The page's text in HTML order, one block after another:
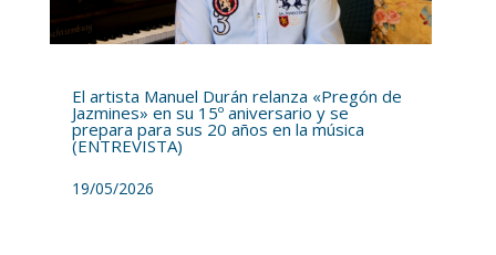
El artista Manuel Durán relanza «Pregón de
Jazmines» en su 15º aniversario y se
prepara para sus 20 años en la música
(ENTREVISTA)
19/05/2026